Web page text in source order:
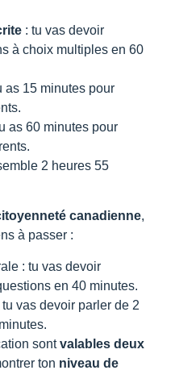
: tu vas devoir
à choix multiples en 60
as 15 minutes pour
as 60 minutes pour
2 heures 55
canadienne,
à passer :
: tu vas devoir
en 40 minutes.
vas devoir parler de 2
sontvalables deux
ton niveau de